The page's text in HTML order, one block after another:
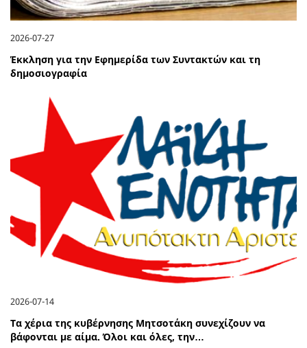
2026-07-27
Έκκληση για την Εφημερίδα των Συντακτών και τη
δημοσιογραφία
2026-07-14
Τα χέρια της κυβέρνησης Μητσοτάκη συνεχίζουν να
βάφονται με αίμα. Όλοι και όλες, την…